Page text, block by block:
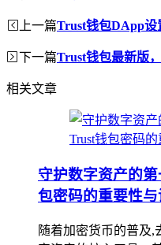
上一篇Trust钱包DApp设
下一篇Trust钱包最新版
相关文章
守护数字资产的
包密码的重要性
随着加密货币的普及,